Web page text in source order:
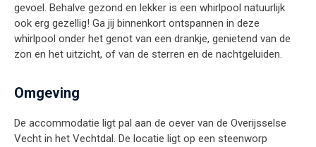
gevoel. Behalve gezond en lekker is een whirlpool natuurlijk
ook erg gezellig! Ga jij binnenkort ontspannen in deze
whirlpool onder het genot van een drankje, genietend van de
zon en het uitzicht, of van de sterren en de nachtgeluiden.
Omgeving
De accommodatie ligt pal aan de oever van de Overijsselse
Vecht in het Vechtdal. De locatie ligt op een steenworp